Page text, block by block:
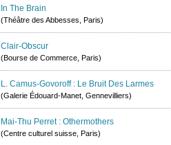
In The Brain
(Théâtre des Abbesses, Paris)
Clair-Obscur
(Bourse de Commerce, Paris)
L. Camus-Govoroff : Le Bruit Des Larmes
(Galerie Édouard-Manet, Gennevilliers)
Mai-Thu Perret : Othermothers
(Centre culturel suisse, Paris)